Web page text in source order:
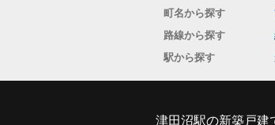
町名から探す
路線から探す
駅から探す
津田沼駅の新築戸建